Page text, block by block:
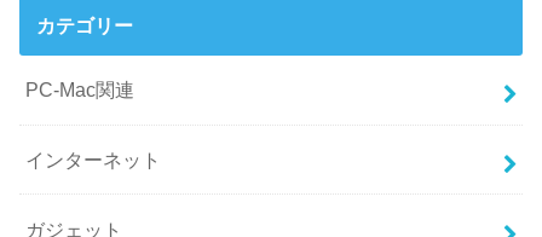
カテゴリー
PC-Mac関連
インターネット
ガジェット